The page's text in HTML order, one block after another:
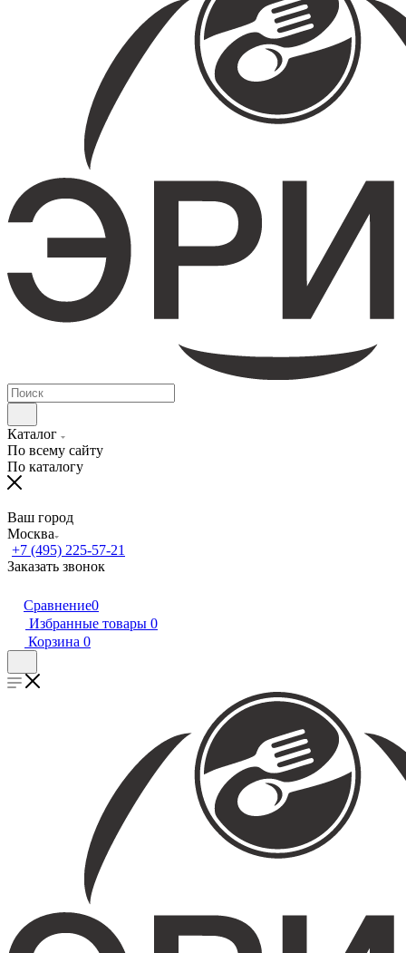
Каталог
По всему сайту
По каталогу
Ваш город
Москва
+7 (495) 225-57-21
Заказать звонок
Сравнение0
Избранные товары 0
Корзина 0